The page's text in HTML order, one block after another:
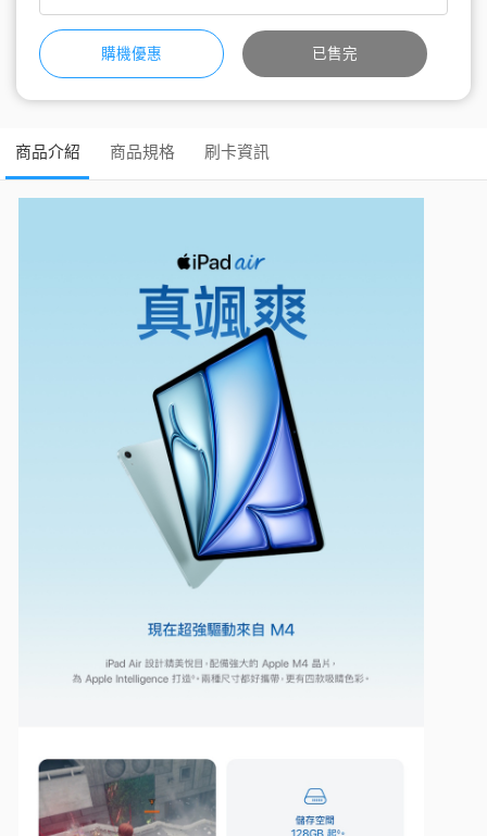
購機優惠 已售完
商品介紹 商品規格 刷卡資訊